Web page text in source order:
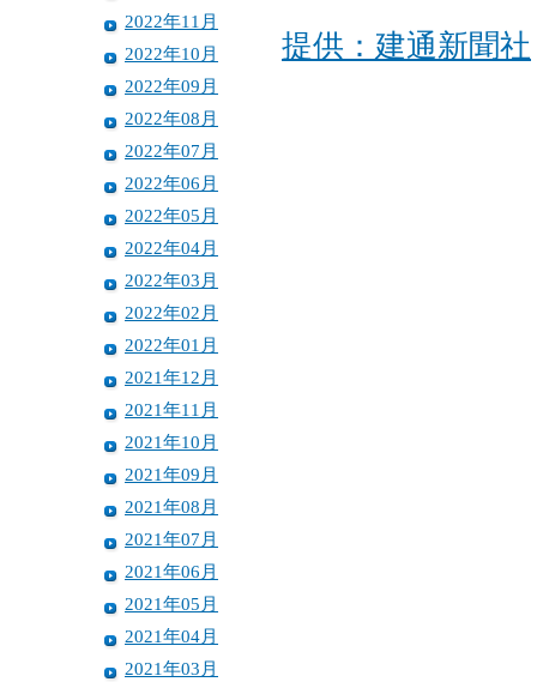
2022年11月
2022年10月
2022年09月
2022年08月
2022年07月
2022年06月
2022年05月
2022年04月
2022年03月
2022年02月
2022年01月
2021年12月
2021年11月
2021年10月
2021年09月
2021年08月
2021年07月
2021年06月
2021年05月
2021年04月
2021年03月
提供：建通新聞社